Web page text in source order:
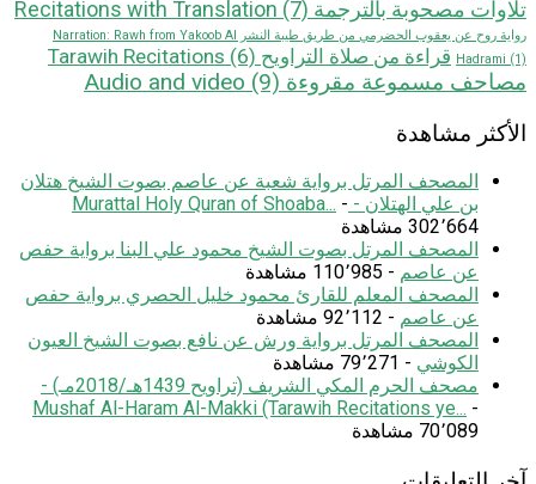
تلاوات مصحوبة بالترجمة Recitations with Translation (7)
رواية روح عن يعقوب الحضرمي من طريق طيبة النشر Narration: Rawh from Yakoob Al
Hadrami (1) قراءة من صلاة التراويح Tarawih Recitations (6)
مصاحف مسموعة مقروءة Audio and video (9)
الأكثر مشاهدة
المصحف المرتل برواية شعبة عن عاصم بصوت الشيخ هتلان
بن علي الهتلان - Murattal Holy Quran of Shoaba... -
302٬664 مشاهدة
المصحف المرتل بصوت الشيخ محمود علي البنا برواية حفص
عن عاصم - 110٬985 مشاهدة
المصحف المعلم للقارئ محمود خليل الحصري برواية حفص
عن عاصم - 92٬112 مشاهدة
المصحف المرتل برواية ورش عن نافع بصوت الشيخ العيون
الكوشي - 79٬271 مشاهدة
مصحف الحرم المكي الشريف (تراويح 1439هـ/2018مـ) -
Mushaf Al-Haram Al-Makki (Tarawih Recitations ye... -
70٬089 مشاهدة